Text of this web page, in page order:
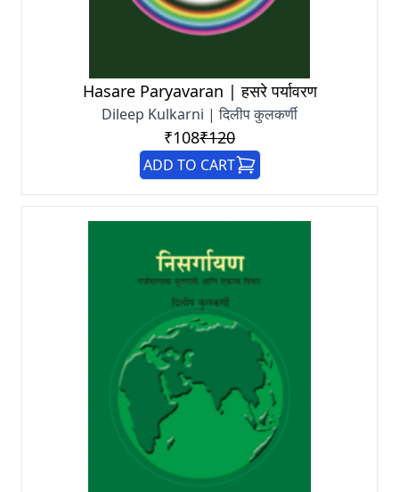
Hasare Paryavaran | हसरे पर्यावरण
Dileep Kulkarni | दिलीप कुलकर्णी
₹108₹120
ADD TO CART